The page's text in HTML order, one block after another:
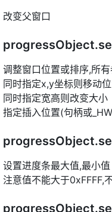
改变父窗口
调整窗口位置或排序,所
同时指定x,y坐标则移动
同时指定宽高则改变大小
指定插入位置(句柄或
设置进度条最大值,最小值
注意值不能大于0xFFFF,